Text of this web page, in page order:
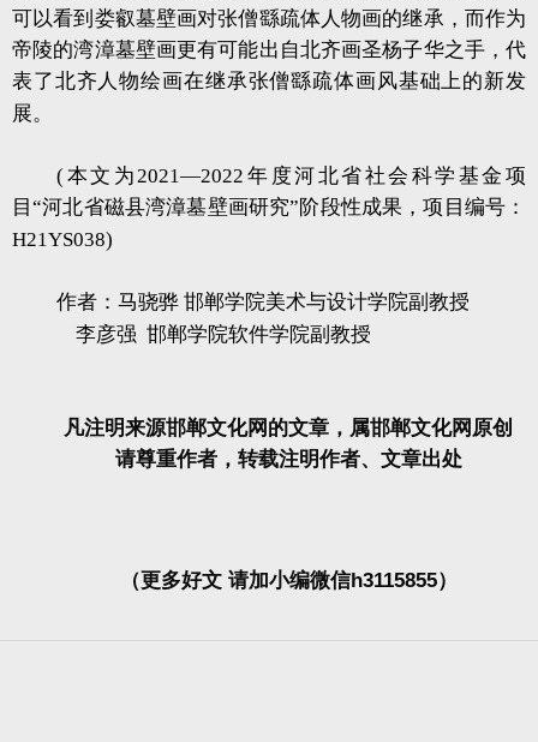
可以看到娄叡墓壁画对张僧繇疏体人物画的继承，而作为
帝陵的湾漳墓壁画更有可能出自北齐画圣杨子华之手，代
表了北齐人物绘画在继承张僧繇疏体画风基础上的新发
展。
(本文为2021—2022年度河北省社会科学基金项
目“河北省磁县湾漳墓壁画研究”阶段性成果，项目编号：
H21YS038)
作者：马骁骅 邯郸学院美术与设计学院副教授
李彦强 邯郸学院软件学院副教授
凡注明来源邯郸文化网的文章，属邯郸文化网原创
请尊重作者，转载注明作者、文章出处
（更多好文 请加小编微信h3115855）